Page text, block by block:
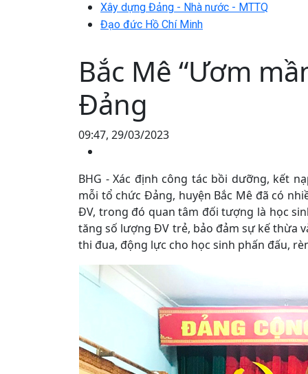
Xây dựng Đảng - Nhà nước - MTTQ
Đạo đức Hồ Chí Minh
Bắc Mê “Ươm
Đảng
09:47, 29/03/2023
BHG - Xác định công tác bồi dưỡng, kết
mỗi tổ chức Đảng, huyện Bắc Mê đã có
ĐV, trong đó quan tâm đối tượng là học
tăng số lượng ĐV trẻ, bảo đảm sự kế thừa
thi đua, động lực cho học sinh phấn đấu,